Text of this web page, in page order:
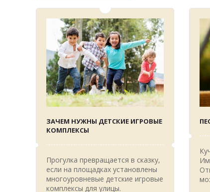
ЗАЧЕМ НУЖНЫ ДЕТСКИЕ ИГРОВЫЕ
КОМПЛЕКСЫ
Прогулка превращается в сказку,
если на площадках установлены
многоуровневые детские игровые
комплексы для улицы.